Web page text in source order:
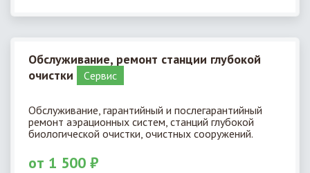
Обслуживание, ремонт станции глубокой
очистки
Cервис
Обслуживание, гарантийный и послегарантийный
ремонт аэрационных систем, станций глубокой
биологической очистки, очистных сооружений.
от 1 500 ₽